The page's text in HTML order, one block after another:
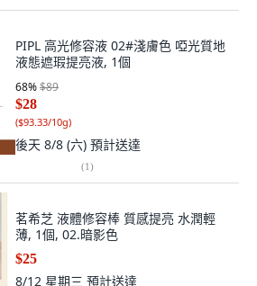
PIPL 高光修容液 02#淺膚色 啞光質地
液態遮瑕提亮液, 1個
68%$89
$28
($93.33/10g)
後天 8/8 (六) 預計送達
(1)
茗希芝 液體修容棒 質感提亮 水潤輕
薄, 1個, 02.暗影色
$25
8/12 星期三 預計送達